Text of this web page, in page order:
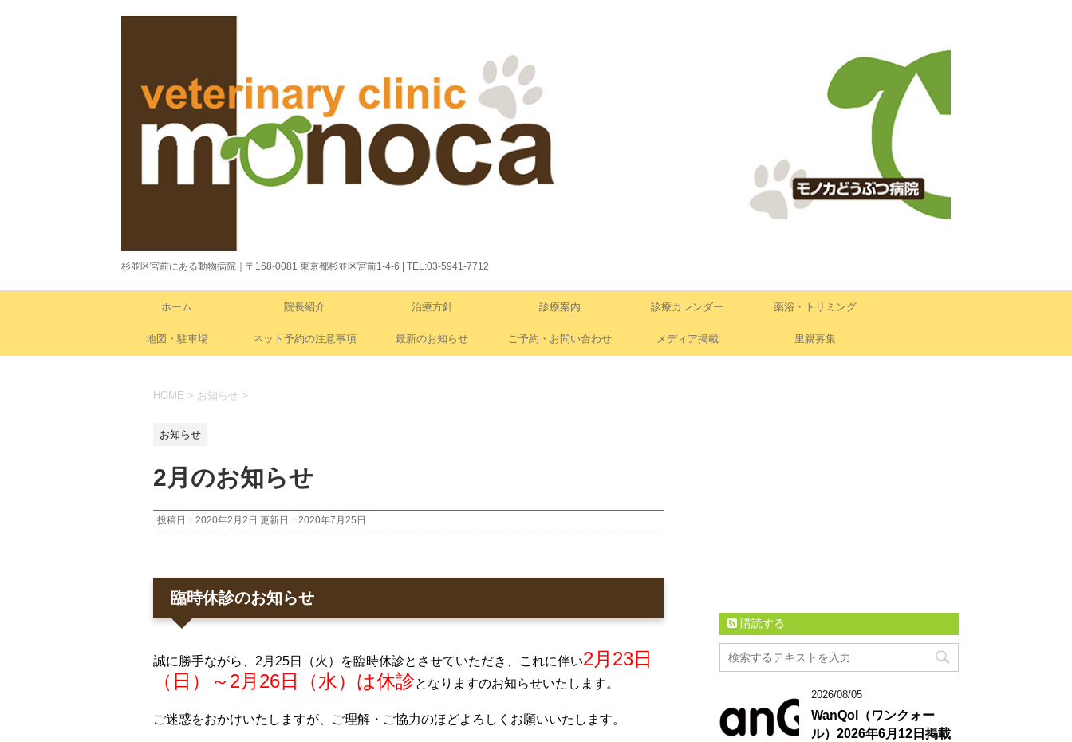
杉並区宮前にある動物病院｜〒168-0081 東京都杉並区宮前1-4-6 | TEL:03-5941-7712
ホーム 院長紹介 治療方針 診療案内 診療カレンダー 薬浴・トリミング
地図・駐車場 ネット予約の注意事項 最新のお知らせ ご予約・お問い合わせ メディア掲載 里親募集
HOME > お知らせ >
お知らせ
2月のお知らせ
投稿日：2020年2月2日 更新日： 2020年7月25日
臨時休診のお知らせ
誠に勝手ながら、2月25日（火）を臨時休診とさせていただき、これに伴い2月23日
（日）～2月26日（水）は休診となりますのお知らせいたします。
ご迷惑をおかけいたしますが、ご理解・ご協力のほどよろしくお願いいたします。
購読する
2026/08/05
WanQol（ワンクォー
ル）2026年6月12日掲載